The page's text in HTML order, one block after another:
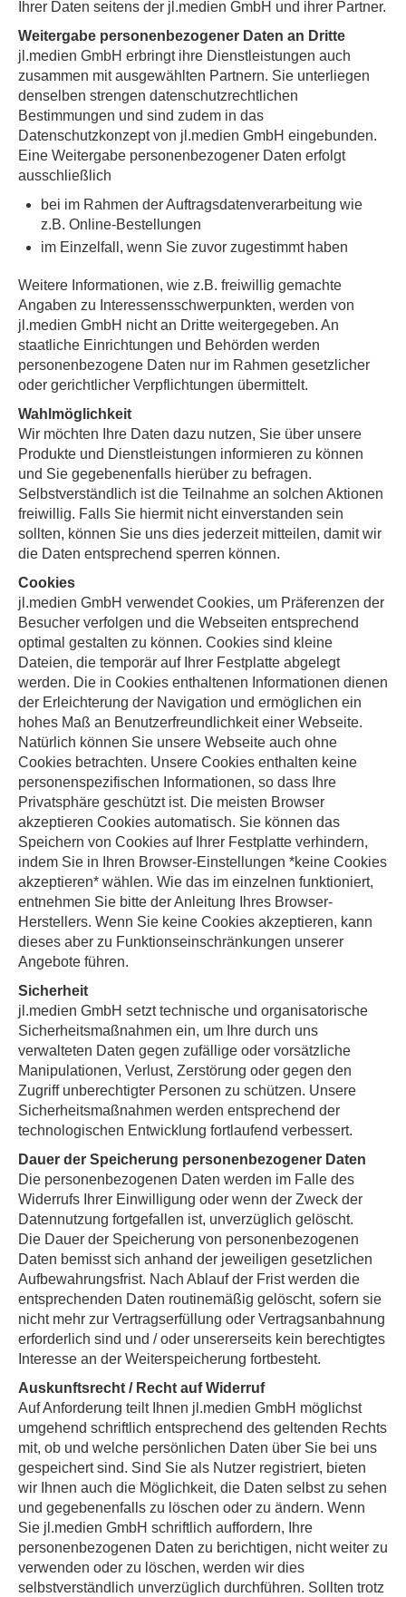
Ihrer Daten seitens der jl.medien GmbH und ihrer Partner.
Weitergabe personenbezogener Daten an Dritte
jl.medien GmbH erbringt ihre Dienstleistungen auch
zusammen mit ausgewählten Partnern. Sie unterliegen
denselben strengen datenschutzrechtlichen
Bestimmungen und sind zudem in das
Datenschutzkonzept von jl.medien GmbH eingebunden.
Eine Weitergabe personenbezogener Daten erfolgt
ausschließlich
bei im Rahmen der Auftragsdatenverarbeitung wie
z.B. Online-Bestellungen
im Einzelfall, wenn Sie zuvor zugestimmt haben
Weitere Informationen, wie z.B. freiwillig gemachte
Angaben zu Interessensschwerpunkten, werden von
jl.medien GmbH nicht an Dritte weitergegeben. An
staatliche Einrichtungen und Behörden werden
personenbezogene Daten nur im Rahmen gesetzlicher
oder gerichtlicher Verpflichtungen übermittelt.
Wahlmöglichkeit
Wir möchten Ihre Daten dazu nutzen, Sie über unsere
Produkte und Dienstleistungen informieren zu können
und Sie gegebenenfalls hierüber zu befragen.
Selbstverständlich ist die Teilnahme an solchen Aktionen
freiwillig. Falls Sie hiermit nicht einverstanden sein
sollten, können Sie uns dies jederzeit mitteilen, damit wir
die Daten entsprechend sperren können.
Cookies
jl.medien GmbH verwendet Cookies, um Präferenzen der
Besucher verfolgen und die Webseiten entsprechend
optimal gestalten zu können. Cookies sind kleine
Dateien, die temporär auf Ihrer Festplatte abgelegt
werden. Die in Cookies enthaltenen Informationen dienen
der Erleichterung der Navigation und ermöglichen ein
hohes Maß an Benutzerfreundlichkeit einer Webseite.
Natürlich können Sie unsere Webseite auch ohne
Cookies betrachten. Unsere Cookies enthalten keine
personenspezifischen Informationen, so dass Ihre
Privatsphäre geschützt ist. Die meisten Browser
akzeptieren Cookies automatisch. Sie können das
Speichern von Cookies auf Ihrer Festplatte verhindern,
indem Sie in Ihren Browser-Einstellungen *keine Cookies
akzeptieren* wählen. Wie das im einzelnen funktioniert,
entnehmen Sie bitte der Anleitung Ihres Browser-
Herstellers. Wenn Sie keine Cookies akzeptieren, kann
dieses aber zu Funktionseinschränkungen unserer
Angebote führen.
Sicherheit
jl.medien GmbH setzt technische und organisatorische
Sicherheitsmaßnahmen ein, um Ihre durch uns
verwalteten Daten gegen zufällige oder vorsätzliche
Manipulationen, Verlust, Zerstörung oder gegen den
Zugriff unberechtigter Personen zu schützen. Unsere
Sicherheitsmaßnahmen werden entsprechend der
technologischen Entwicklung fortlaufend verbessert.
Dauer der Speicherung personenbezogener Daten
Die personenbezogenen Daten werden im Falle des
Widerrufs Ihrer Einwilligung oder wenn der Zweck der
Datennutzung fortgefallen ist, unverzüglich gelöscht.
Die Dauer der Speicherung von personenbezogenen
Daten bemisst sich anhand der jeweiligen gesetzlichen
Aufbewahrungsfrist. Nach Ablauf der Frist werden die
entsprechenden Daten routinemäßig gelöscht, sofern sie
nicht mehr zur Vertragserfüllung oder Vertragsanbahnung
erforderlich sind und / oder unsererseits kein berechtigtes
Interesse an der Weiterspeicherung fortbesteht.
Auskunftsrecht / Recht auf Widerruf
Auf Anforderung teilt Ihnen jl.medien GmbH möglichst
umgehend schriftlich entsprechend des geltenden Rechts
mit, ob und welche persönlichen Daten über Sie bei uns
gespeichert sind. Sind Sie als Nutzer registriert, bieten
wir Ihnen auch die Möglichkeit, die Daten selbst zu sehen
und gegebenenfalls zu löschen oder zu ändern. Wenn
Sie jl.medien GmbH schriftlich auffordern, Ihre
personenbezogenen Daten zu berichtigen, nicht weiter zu
verwenden oder zu löschen, werden wir dies
selbstverständlich unverzüglich durchführen. Sollten trotz